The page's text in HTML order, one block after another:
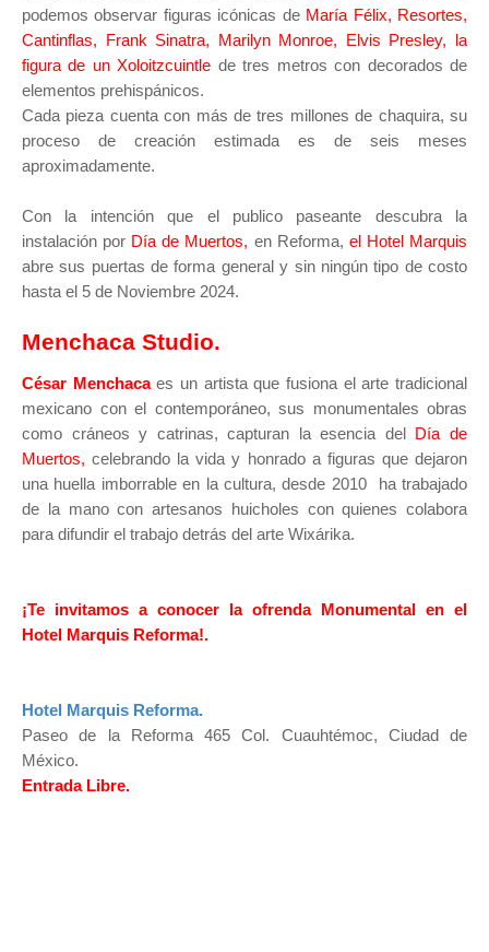
podemos observar figuras icónicas de María Félix, Resortes,
Cantinflas, Frank Sinatra, Marilyn Monroe, Elvis Presley, la
figura de un Xoloitzcuintle de tres metros con decorados de
elementos prehispánicos.
Cada pieza cuenta con más de tres millones de chaquira, su
proceso de creación estimada es de seis meses
aproximadamente.
Con la intención que el publico paseante descubra la
instalación por Día de Muertos, en Reforma, el Hotel Marquis
abre sus puertas de forma general y sin ningún tipo de costo
hasta el 5 de Noviembre 2024.
Menchaca Studio.
César Menchaca es un artista que fusiona el arte tradicional
mexicano con el contemporáneo, sus monumentales obras
como cráneos y catrinas, capturan la esencia del Día de
Muertos, celebrando la vida y honrado a figuras que dejaron
una huella imborrable en la cultura, desde 2010 ha trabajado
de la mano con artesanos huicholes con quienes colabora
para difundir el trabajo detrás del arte Wixárika.
¡Te invitamos a conocer la ofrenda Monumental en el
Hotel Marquis Reforma!.
Hotel Marquis Reforma.
Paseo de la Reforma 465 Col. Cuauhtémoc, Ciudad de
México.
Entrada Libre.